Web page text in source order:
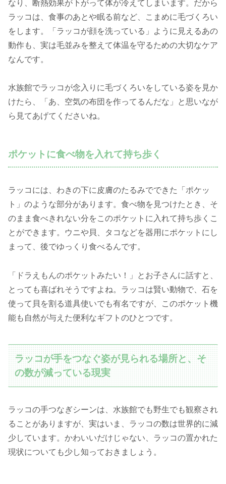
なり、断熱効果が下がって体が冷えてしまいます。だから
ラッコは、食事のあとや眠る前など、こまめに毛づくろい
をします。「ラッコが顔を洗っている」ように見えるあの
動作も、実は毛並みを整えて体温を守るための大切なケア
なんです。
水族館でラッコが念入りに毛づくろいをしている姿を見か
けたら、「あ、空気の布団を作ってるんだな」と思いなが
ら見てあげてくださいね。
ポケットに食べ物を入れて持ち歩く
ラッコには、わきの下に皮膚のたるみでできた「ポケッ
ト」のような部分があります。食べ物を見つけたとき、そ
のまま食べきれない分をこのポケットに入れて持ち歩くこ
とができます。ウニや貝、タコなどを器用にポケットにし
まって、後でゆっくり食べるんです。
「ドラえもんのポケットみたい！」とお子さんに話すと、
とっても喜ばれそうですよね。ラッコは賢い動物で、石を
使って貝を割る道具使いでも有名ですが、このポケット機
能も自然が与えた便利なギフトのひとつです。
ラッコが手をつなぐ姿が見られる場所と、そ
の数が減っている現実
ラッコの手つなぎシーンは、水族館でも野生でも観察され
ることがありますが、実はいま、ラッコの数は世界的に減
少しています。かわいいだけじゃない、ラッコの置かれた
現状についても少し知っておきましょう。